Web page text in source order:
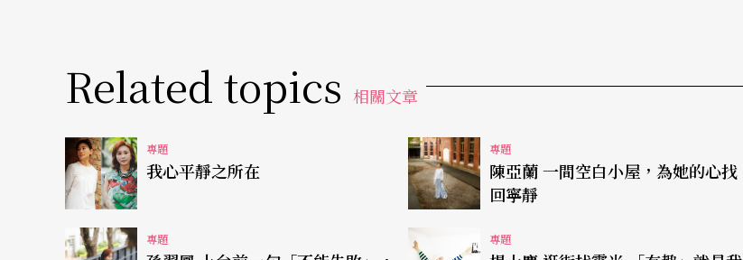
因為了解創意的重要，柯一正與好友小野、吳念真、李永豐、簡志忠等人共同投入的紙風車兒童
─319鄉村兒童藝術工程」的他們，把國家戲劇院的舞台規模搬到台灣各鄉鎮演出，已在全國累
積了相當的觀眾與資源。每一次的演出不只是對孩子們，甚至對於很多阿公阿嬤都是「戲劇初體
驗」；許多曾捐助過這個計畫的贊助者，在現場親自感染到群眾的快樂之後都還很願意繼續捐
Related topics 相關文章
專題
我心平靜之所在
專題
陳亞蘭 一間空白小屋，為她的心找
回寧靜
專題 專題